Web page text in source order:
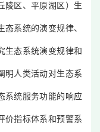
区、平原湖区）生
系统的演变规律、
生态系统演变规律和
明人类活动对生态系
系统服务功能的响应
价指标体系和预警系